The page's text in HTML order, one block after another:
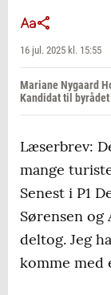
16 jul. 2025 kl. 15:55
Mariane Nygaard
Kandidat til
Læserbrev:
mange
Senest i P1
Sørensen og
deltog. Jeg
komme med